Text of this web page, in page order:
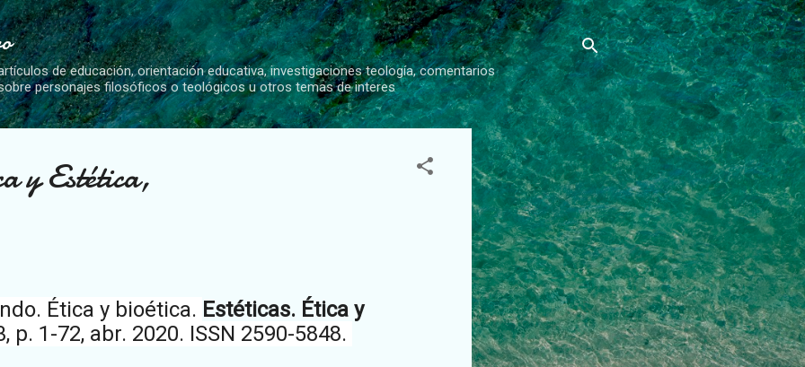
Ir al contenido principal
de educación, orientación educativa, investigaciones teología, comentarios
personajes filosóficos o teológicos u otros temas de interes
y Estética,
Ética y bioética. Estéticas. Ética y
p. 1-72, abr. 2020. ISSN 2590-5848.